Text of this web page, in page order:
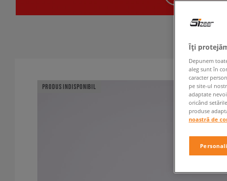
PRODUS INDISPONIBIL
Îți
Depunem
aleg sunt în
caracter
pe site-ul
adaptate
oricând
produse
noastră de